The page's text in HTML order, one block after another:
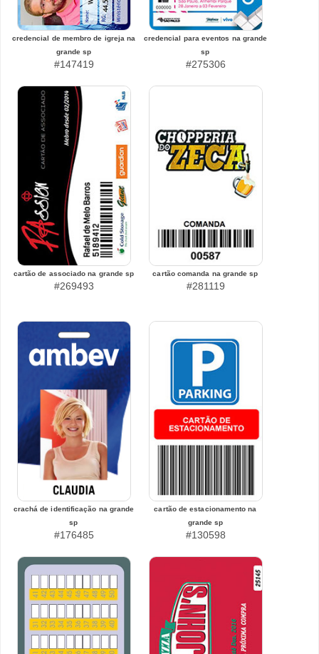
credencial de membro de igreja na
grande sp
#147419
credencial para eventos na grande
sp
#275306
cartão de associado na grande sp
#269493
cartão comanda na grande sp
#281119
crachá de identificação na grande
sp
#176485
cartão de estacionamento na
grande sp
#130598